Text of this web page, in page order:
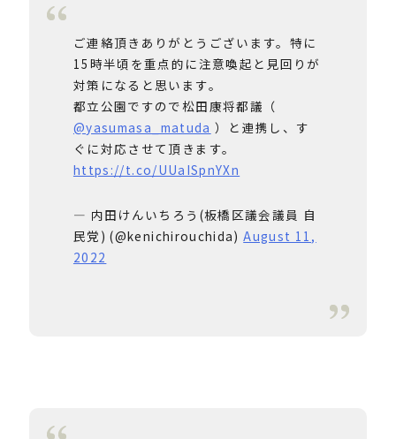
ご連絡頂きありがとうございます。特に
15時半頃を重点的に注意喚起と見回りが
対策になると思います。
都立公園ですので松田康将都議（
@yasumasa_matuda ）と連携し、す
ぐに対応させて頂きます。
https://t.co/UUaISpnYXn
— 内田けんいちろう(板橋区議会議員 自
民党) (@kenichirouchida)August 11,
2022